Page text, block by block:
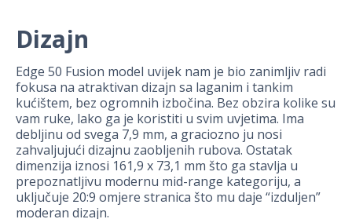
Dizajn
Edge 50 Fusion model uvijek nam je bio zanimljiv radi
fokusa na atraktivan dizajn sa laganim i tankim
kućištem, bez ogromnih izbočina. Bez obzira kolike su
vam ruke, lako ga je koristiti u svim uvjetima. Ima
debljinu od svega 7,9 mm, a graciozno ju nosi
zahvaljujući dizajnu zaobljenih rubova. Ostatak
dimenzija iznosi 161,9 x 73,1 mm što ga stavlja u
prepoznatljivu modernu mid-range kategoriju, a
uključuje 20:9 omjere stranica što mu daje “izduljen”
moderan dizajn.